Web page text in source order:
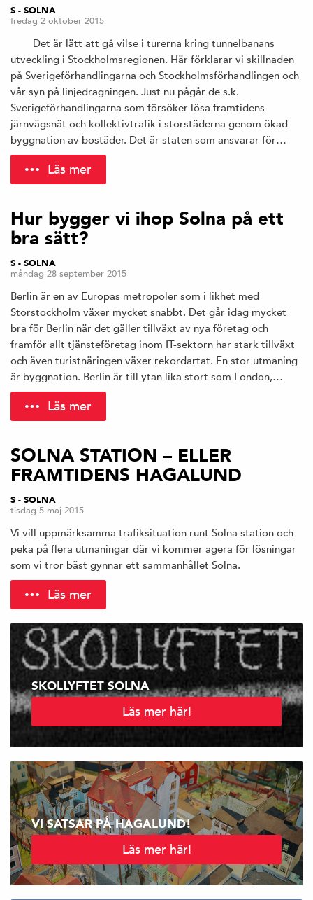
S - SOLNA
fredag 2 oktober 2015
Det är lätt att gå vilse i turerna kring tunnelbanans
utveckling i Stockholmsregionen. Här förklarar vi skillnaden
på Sverigeförhandlingarna och Stockholmsförhandlingen och
vår syn på linjedragningen. Just nu pågår de s.k.
Sverigeförhandlingarna som försöker lösa framtidens
järnvägsnät och kollektivtrafik i storstäderna genom ökad
byggnation av bostäder. Det är staten som ansvarar för…
Läs mer
Hur bygger vi ihop Solna på ett
bra sätt?
S - SOLNA
måndag 28 september 2015
Berlin är en av Europas metropoler som i likhet med
Storstockholm växer mycket snabbt. Det går idag mycket
bra för Berlin när det gäller tillväxt av nya företag och
framför allt tjänsteföretag inom IT-sektorn har stark tillväxt
och även turistnäringen växer rekordartat. En stor utmaning
är byggnation. Berlin är till ytan lika stort som London,…
Läs mer
SOLNA STATION – ELLER
FRAMTIDENS HAGALUND
S - SOLNA
tisdag 5 maj 2015
Vi vill uppmärksamma trafiksituation runt Solna station och
peka på flera utmaningar där vi kommer agera för lösningar
som vi tror bäst gynnar ett sammanhållet Solna.
Läs mer
SKOLLYFTET SOLNA
Läs mer här!
VI SATSAR PÅ HAGALUND!
Läs mer här!